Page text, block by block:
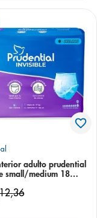
adulto prudential
small/medium 18
,36